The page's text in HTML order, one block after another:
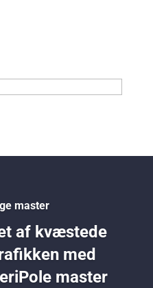
master
af kvæstede
med
master